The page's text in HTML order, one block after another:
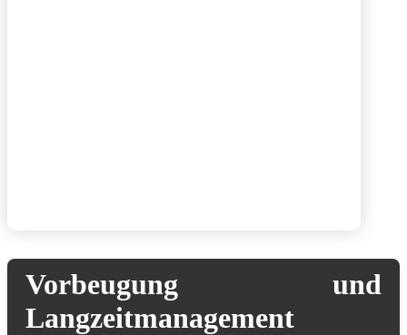
Vorbeugung und
Langzeitmanagement